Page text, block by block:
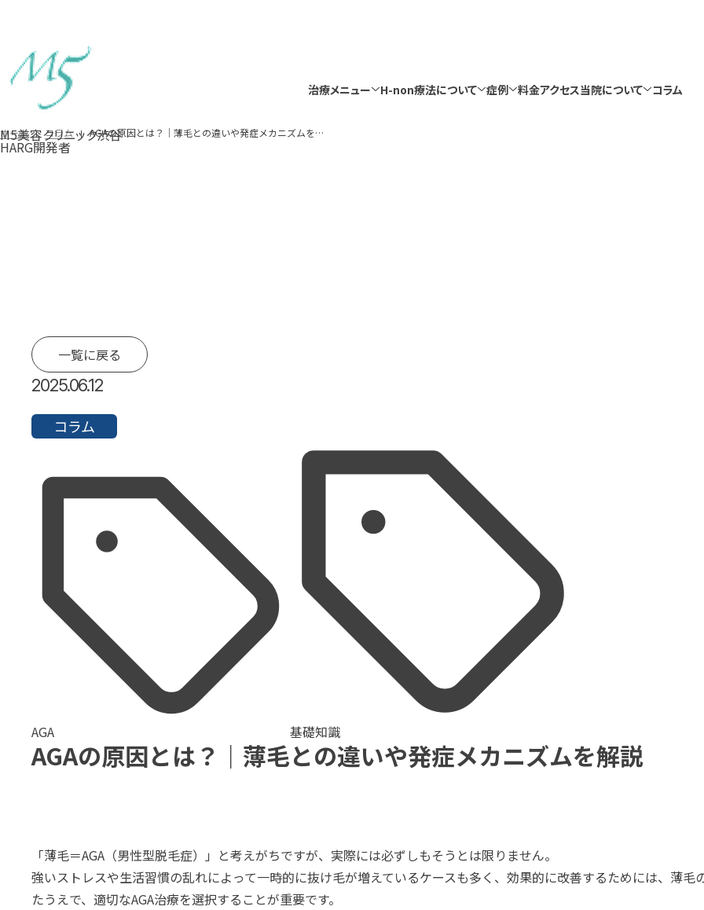
M5美容クリニック渋谷
HARG開発者
治療メニュー
H-non療法について 症例 料金アクセス当院について
コラム
ホーム コラム AGAの原因とは？｜薄毛との違いや発症メカニズムを解説
一覧に戻る
2025.06.12
コラム
AGA 基礎知識
AGAの原因とは？｜薄毛との違いや発症メカニズムを解説
「薄毛＝AGA（男性型脱毛症）」と考えがちですが、実際には必ずしもそうとは限りません。
強いストレスや生活習慣の乱れによって一時的に抜け毛が増えているケースも多く、効果的に改善するためには、薄毛
たうえで、適切なAGA治療を選択することが重要です。